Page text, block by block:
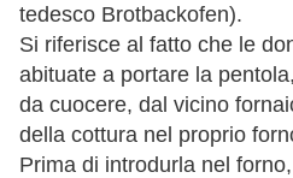
tedesco Brotbackofen).
Si riferisce al fatto che le
abituate a portare la
da cuocere, dal vicino
della cottura nel proprio
Prima di introdurla nel